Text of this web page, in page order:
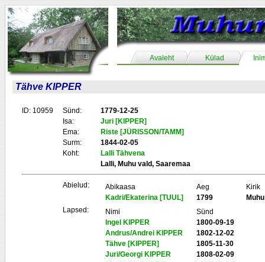
Avaleht Külad
Tähve KIPPER
ID: 10959 Sünd:
1779-12-25
Isa:
Juri [KIPPER]
Ema:
Riste [JÜRISSON/TAMM]
Surm:
1844-02-05
Koht:
Lalli Tähvena
Lalli, Muhu vald, Saaremaa
Abielud: Abikaasa Aeg
Kirik
Kadri/Ekaterina [TUUL]
1799
Muhu
Lapsed:
Nimi
Sünd
Ingel KIPPER
1800-09-19
Andrus/Andrei KIPPER
1802-12-02
Tähve [KIPPER]
1805-11-30
Juri/Georgi KIPPER
1808-02-09